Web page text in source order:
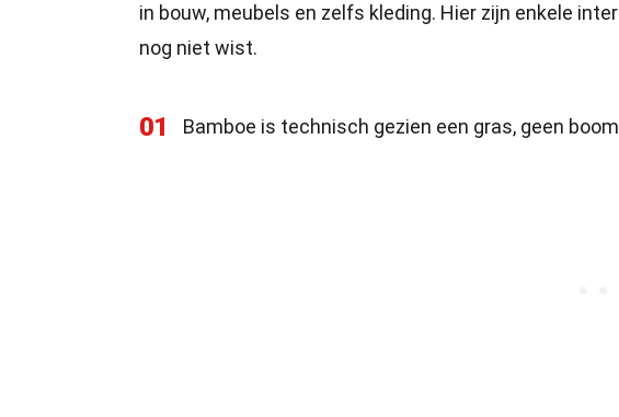
in bouw, meubels en zelfs kleding. Hier zijn enkele
nog niet wist.
01 Bamboe is technisch gezien een gras, geen